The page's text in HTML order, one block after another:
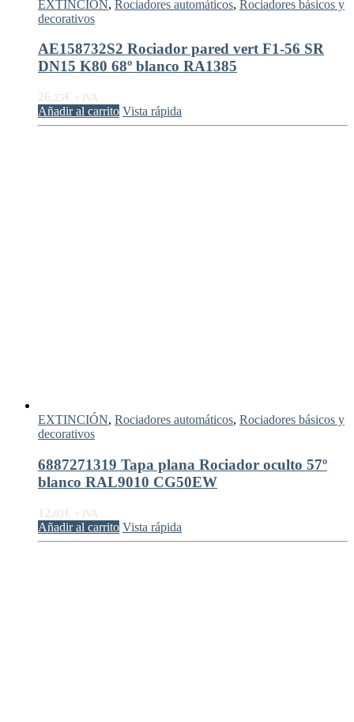
EXTINCIÓN, Rociadores automáticos, Rociadores básicos y
decorativos
AE158732S2 Rociador pared vert F1-56 SR
DN15 K80 68º blanco RA1385
26,25€ + IVA
Añadir al carrito Vista rápida
EXTINCIÓN, Rociadores automáticos, Rociadores básicos y
decorativos
6887271319 Tapa plana Rociador oculto 57º
blanco RAL9010 CG50EW
12,03€ + IVA
Añadir al carrito Vista rápida